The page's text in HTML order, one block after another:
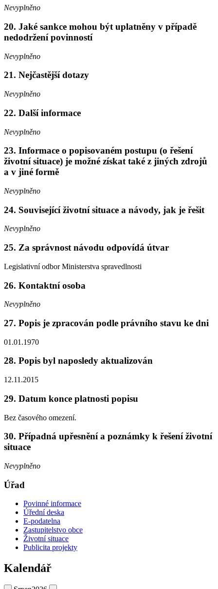
Nevyplněno
20. Jaké sankce mohou být uplatněny v případě
nedodržení povinností
Nevyplněno
21. Nejčastější dotazy
Nevyplněno
22. Další informace
Nevyplněno
23. Informace o popisovaném postupu (o řešení
životní situace) je možné získat také z jiných zdrojů
a v jiné formě
Nevyplněno
24. Související životní situace a návody, jak je řešit
Nevyplněno
25. Za správnost návodu odpovídá útvar
Legislativní odbor Ministerstva spravedlnosti
26. Kontaktní osoba
Nevyplněno
27. Popis je zpracován podle právního stavu ke dni
01.01.1970
28. Popis byl naposledy aktualizován
12.11.2015
29. Datum konce platnosti popisu
Bez časového omezení.
30. Případná upřesnění a poznámky k řešení životní
situace
Nevyplněno
Úřad
Povinné informace
Úřední deska
E-podatelna
Zastupitelstvo obce
Životní situace
Publicita projekty
Kalendář